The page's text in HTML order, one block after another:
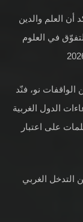
أن العلم والدين
في العلوم
وفتاة من الواقفات نو، فنّد
الدول الغربية
على اعتبار
التدخل الغربي